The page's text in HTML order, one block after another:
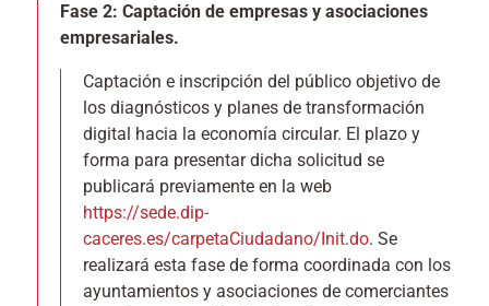
Fase 2: Captación de empresas y asociaciones
empresariales.
Captación e inscripción del público objetivo de
los diagnósticos y planes de transformación
digital hacia la economía circular. El plazo y
forma para presentar dicha solicitud se
publicará previamente en la web
https://sede.dip-
caceres.es/carpetaCiudadano/Init.do. Se
realizará esta fase de forma coordinada con los
ayuntamientos y asociaciones de comerciantes